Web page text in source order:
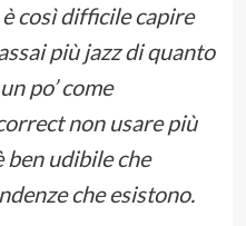
così difficile capire
più jazz di quanto
po’ come
non usare più
udibile che
che esistono.